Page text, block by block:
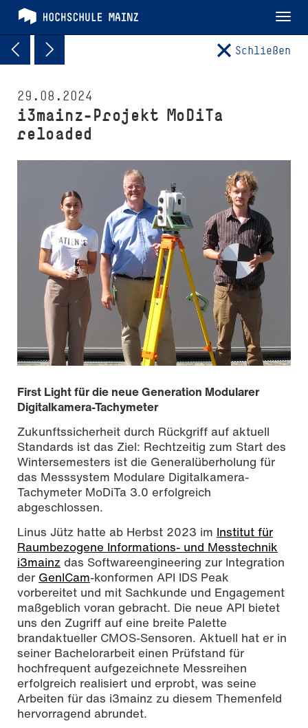
Schließen
29.08.2024
i3mainz-Projekt MoDiTa
reloaded
entspannte Mienen am Tag der Abschlusskolloquien der
Studiengänge Geoinformatik und Vermessung. Kerstin
Jeppe, CC BY SA 4.0
First Light für die neue Generation Modularer
Digitalkamera-Tachymeter
Zukunftssicherheit durch Rückgriff auf aktuell
Standards ist das Ziel: Rechtzeitig zum Start des
Wintersemesters ist die Generalüberholung für
das Messsystem Modulare Digitalkamera-
Tachymeter MoDiTa 3.0 erfolgreich
abgeschlossen.
Linus Jütz hatte ab Herbst 2023 im Institut für
Raumbezogene Informations- und Messtechnik
i3mainz das Softwareengineering zur Integration
der GenICam-konformen API IDS Peak
vorbereitet und mit Sachkunde und Engagement
maßgeblich voran gebracht. Die neue API bietet
uns den Zugriff auf eine breite Palette
brandaktueller CMOS-Sensoren. Aktuell hat er in
seiner Bachelorarbeit einen Prüfstand für
hochfrequent aufgezeichnete Messreihen
erfolgreich realisiert und erprobt, was seine
Arbeiten für das i3mainz zu diesem Themenfeld
hervorragend abrundet.